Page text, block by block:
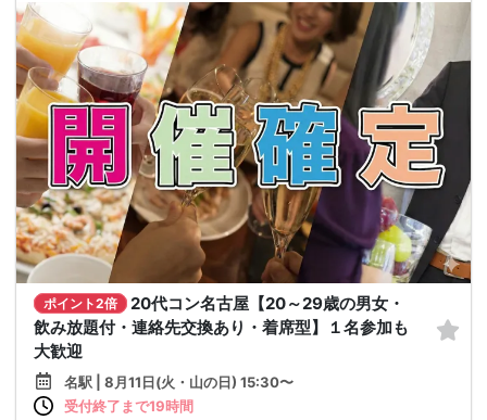
ポイント2倍
20代コン名古屋【20～29歳の男女・
飲み放題付・連絡先交換あり・着席型】１名参加も
大歓迎
名駅 | 8月11日(火・山の日) 15:30〜
受付終了まで19時間